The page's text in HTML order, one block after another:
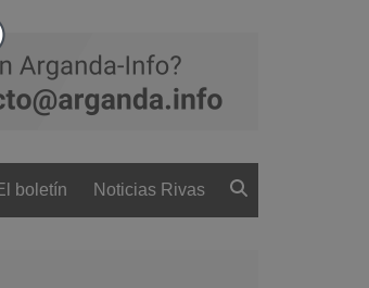
boletín Noticias Rivas